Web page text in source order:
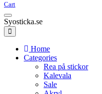
Cart
Syosticka.se
Home
Categories
Rea på stickor
Kalevala
Sale